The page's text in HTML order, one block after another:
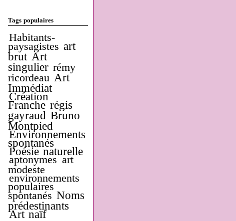
Tags populaires
Habitants-
paysagistes art
brut Art
singulier rémy
ricordeau Art
Immédiat
Création
Franche régis
gayraud Bruno
Montpied
Environnements
spontanés
Poésie naturelle
aptonymes art
modeste
environnements
populaires
spontanés Noms
prédestinants
Art naïf